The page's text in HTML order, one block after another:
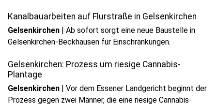
Kanalbauarbeiten auf Flurstraße in Gelsenkirchen
Gelsenkirchen | Ab sofort sorgt eine neue Baustelle in
Gelsenkirchen-Beckhausen für Einschränkungen.
Gelsenkirchen: Prozess um riesige Cannabis-
Plantage
Gelsenkirchen | Vor dem Essener Landgericht beginnt der
Prozess gegen zwei Männer, die eine riesige Cannabis-